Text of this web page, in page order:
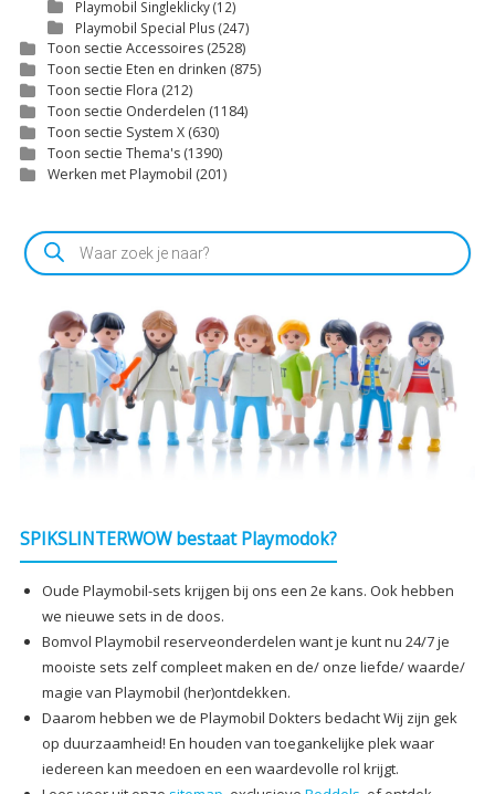
Playmobil Singleklicky(12)
Playmobil Special Plus (247)
Toon sectie Accessoires (2528)
Toon sectie Eten en drinken (875)
Toon sectie Flora (212)
Toon sectie Onderdelen (1184)
Toon sectie System X (630)
Toon sectie Thema's (1390)
Werken met Playmobil (201)
Producten
zoeken
SPIKSLINTERWOW bestaat Playmodok?
Oude Playmobil-sets krijgen bij ons een 2e kans. Ook hebben
we nieuwe sets in de doos.
Bomvol Playmobil reserveonderdelen want je kunt nu 24/7 je
mooiste sets zelf compleet maken en de/ onze liefde/ waarde/
magie van Playmobil (her)ontdekken.
Daarom hebben we de Playmobil Dokters bedacht Wij zijn gek
op duurzaamheid! En houden van toegankelijke plek waar
iedereen kan meedoen en een waardevolle rol krijgt.